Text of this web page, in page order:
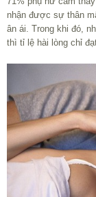
nhận được sự thân
ân ái. Trong khi đó,
thì tỉ lệ hài lòng chỉ